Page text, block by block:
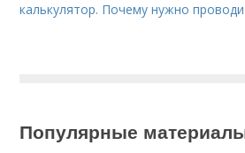
калькулятор. Почему нужно
Популярные